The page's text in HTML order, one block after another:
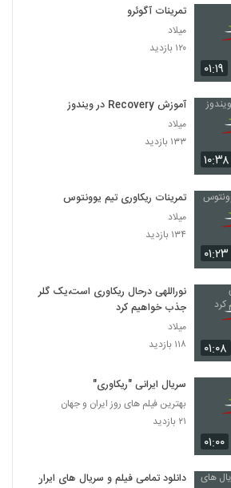
۰۱:۱۹
تمرینات آگوئرو
میلاد
۱۲۰ بازدید
۱۰:۳۸
آموزش Recovery در ویندوز
میلاد
۱۳۳ بازدید
۰۱:۲۳
تمرینات ریکاوری تیم یوونتوس
میلاد
۱۳۴ بازدید
۰۱:۰۸
نوراللهی درحال ریکاوری است،یک گلر
جذب خواهیم کرد
میلاد
۱۱۸ بازدید
۰۱:۰۰
سریال ایرانی "ریکاوری"
بهترین فیلم های روز ایران و جهان
۲۱ بازدید
دانلود تمامی فیلم و سریال های ایران